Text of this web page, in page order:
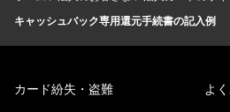
キャッシュバック専用還元手続書の記入例
カード紛失・盗難
よ